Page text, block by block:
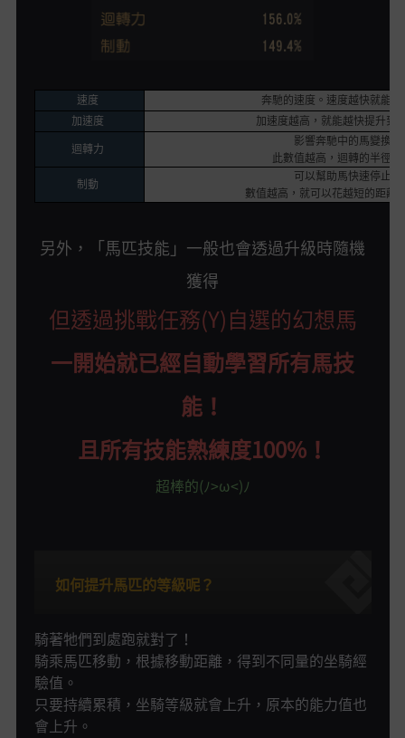
速度
奔馳的速度。速度越快就能
加速度
加速度越高，就能越快提升到
迴轉力
影響奔馳中的馬變換方
此數值越高，迴轉的半徑
制動
可以幫助馬快速停止奔
數值越高，就可以花越短的距離
另外，「馬匹技能」一般也會透過升級時隨機
獲得
但透過挑戰任務(Y)自選的幻想馬
一開始就已經自動學習所有馬技
能！
且所有技能熟練度100%！
超棒的(ﾉ>ω<)ﾉ
如何提升馬匹的等級呢？
騎著牠們到處跑就對了！
騎乘馬匹移動，根據移動距離，得到不同量的坐騎經
驗值。
只要持續累積，坐騎等級就會上升，原本的能力值也
會上升。